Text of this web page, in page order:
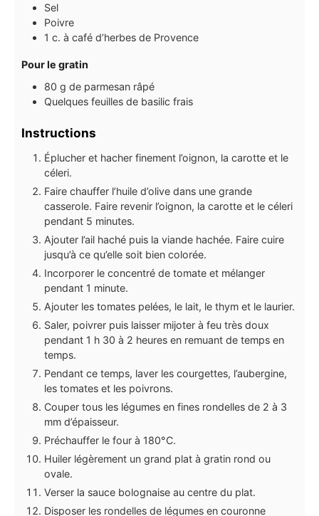
Sel
Poivre
1 c. à café d’herbes de Provence
Pour le gratin
80 g de parmesan râpé
Quelques feuilles de basilic frais
Instructions
Éplucher et hacher finement l’oignon, la carotte et le
céleri.
Faire chauffer l’huile d’olive dans une grande
casserole. Faire revenir l’oignon, la carotte et le céleri
pendant 5 minutes.
Ajouter l’ail haché puis la viande hachée. Faire cuire
jusqu’à ce qu’elle soit bien colorée.
Incorporer le concentré de tomate et mélanger
pendant 1 minute.
Ajouter les tomates pelées, le lait, le thym et le laurier.
Saler, poivrer puis laisser mijoter à feu très doux
pendant 1 h 30 à 2 heures en remuant de temps en
temps.
Pendant ce temps, laver les courgettes, l’aubergine,
les tomates et les poivrons.
Couper tous les légumes en fines rondelles de 2 à 3
mm d’épaisseur.
Préchauffer le four à 180°C.
Huiler légèrement un grand plat à gratin rond ou
ovale.
Verser la sauce bolognaise au centre du plat.
Disposer les rondelles de légumes en couronne